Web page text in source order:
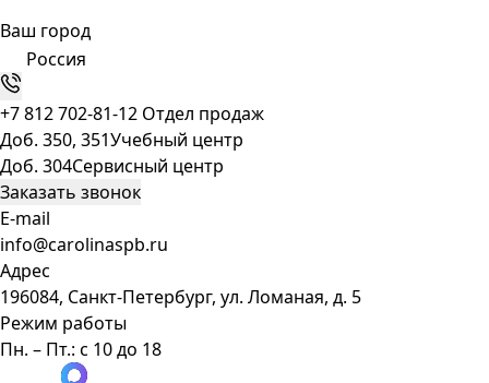
Ваш город
Россия
+7 812 702-81-12 Отдел продаж
Доб. 350, 351Учебный центр
Доб. 304Сервисный центр
Заказать звонок
E-mail
info@carolinaspb.ru
Адрес
196084, Санкт-Петербург, ул. Ломаная, д. 5
Режим работы
Пн. – Пт.: с 10 до 18